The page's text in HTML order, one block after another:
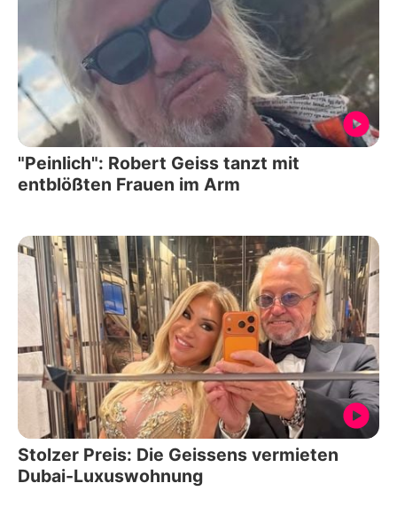
"Peinlich": Robert Geiss tanzt mit
entblößten Frauen im Arm
Stolzer Preis: Die Geissens vermieten
Dubai-Luxuswohnung